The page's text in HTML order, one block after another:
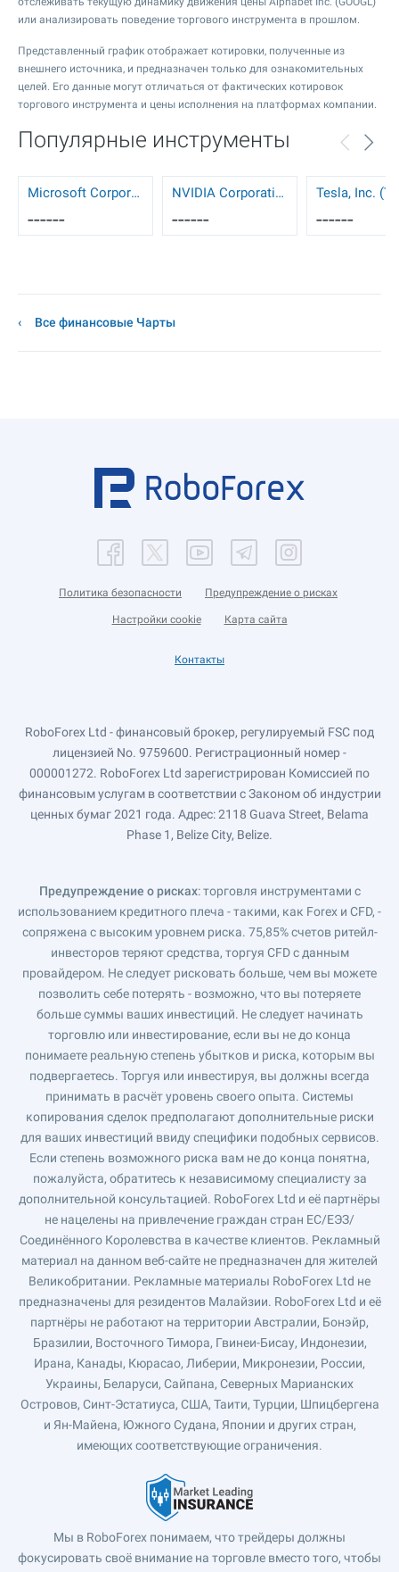
или анализировать поведение торгового инструмента в прошлом.
Представленный график отображает котировки, полученные из
внешнего источника, и предназначен только для ознакомительных
целей. Его данные могут отличаться от фактических котировок
торгового инструмента и цены исполнения на платформах компании.
Популярные инструменты
Microsoft Corporation (MSFT)
------
NVIDIA Corporation (NVDA)
------
Tesla, Inc.
------
Все финансовые Чарты
Политика безопасности Предупреждение о рисках
Настройки cookie Карта сайта
Контакты
RoboForex Ltd - финансовый брокер, регулируемый FSC под
лицензией No. 9759600. Регистрационный номер -
000001272. RoboForex Ltd зарегистрирован Комиссией по
финансовым услугам в соответствии с Законом об индустрии
ценных бумаг 2021 года. Адрес: 2118 Guava Street, Belama
Phase 1, Belize City, Belize.
Предупреждение о рисках: торговля инструментами с
использованием кредитного плеча - такими, как Forex и CFD, -
сопряжена с высоким уровнем риска. 75,85% счетов ритейл-
инвесторов теряют средства, торгуя CFD с данным
провайдером. Не следует рисковать больше, чем вы можете
позволить себе потерять - возможно, что вы потеряете
больше суммы ваших инвестиций. Не следует начинать
торговлю или инвестирование, если вы не до конца
понимаете реальную степень убытков и риска, которым вы
подвергаетесь. Торгуя или инвестируя, вы должны всегда
принимать в расчёт уровень своего опыта. Системы
копирования сделок предполагают дополнительные риски
для ваших инвестиций ввиду специфики подобных сервисов.
Если степень возможного риска вам не до конца понятна,
пожалуйста, обратитесь к независимому специалисту за
дополнительной консультацией. RoboForex Ltd и её партнёры
не нацелены на привлечение граждан стран ЕС/ЕЭЗ/
Соединённого Королевства в качестве клиентов. Рекламный
материал на данном веб-сайте не предназначен для жителей
Великобритании. Рекламные материалы RoboForex Ltd не
предназначены для резидентов Малайзии. RoboForex Ltd и её
партнёры не работают на территории Австралии, Бонэйр,
Бразилии, Восточного Тимора, Гвинеи-Бисау, Индонезии,
Ирана, Канады, Кюрасао, Либерии, Микронезии, России,
Украины, Беларуси, Сайпана, Северных Марианских
Островов, Синт-Эстатиуса, США, Таити, Турции, Шпицбергена
и Ян-Майена, Южного Судана, Японии и других стран,
имеющих соответствующие ограничения.
Мы в RoboForex понимаем, что трейдеры должны
фокусировать своё внимание на торговле вместо того, чтобы